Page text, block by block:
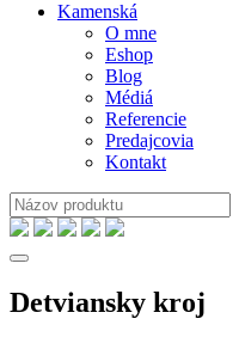
Kamenská
O mne
Eshop
Blog
Médiá
Referencie
Predajcovia
Kontakt
Detviansky kroj